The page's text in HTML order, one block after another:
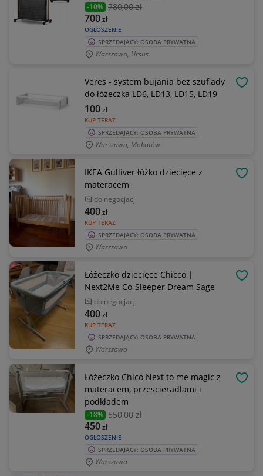
-10% 780,00 zł
OGŁOSZENIE
700zł
SPRZEDAJĄCY: OSOBA PRYWATNA
Warszawa, Ursus
Veres - system bujania bez szuflady
do łóżeczka LD6, LD13, LD15, LD19
KUP TERAZ
100zł
SPRZEDAJĄCY: OSOBA PRYWATNA
Warszawa, Mokotów
IKEA Gulliver łóżko dziecięce z
materacem
do negocjacji
KUP TERAZ
400zł
SPRZEDAJĄCY: OSOBA PRYWATNA
Warzsawa
Łóżeczko dziecięce Chicco |
Next2Me Co-Sleeper Dream Sage
do negocjacji
KUP TERAZ
400zł
SPRZEDAJĄCY: OSOBA PRYWATNA
Warszawa
Łóżeczko Chico Next to me magic z
materacem, przescieradlami i
podkładem
-18% 550,00 zł
OGŁOSZENIE
450zł
SPRZEDAJĄCY: OSOBA PRYWATNA
Warszawa